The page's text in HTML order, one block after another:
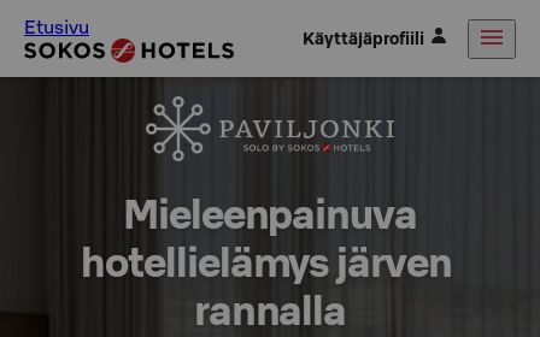
Etusivu Käyttäjäprofiili
Mieleenpainuva
hotellielämys järven
rannalla